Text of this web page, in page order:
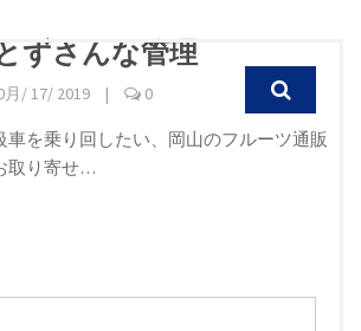
ずさんな管理
月/ 17/ 2019 | 0
車を乗り回したい、岡山のフルーツ通販
取り寄せ…